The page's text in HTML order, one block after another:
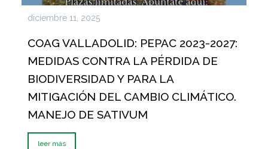
diciembre 11, 2025
COAG VALLADOLID: PEPAC 2023-2027:
MEDIDAS CONTRA LA PÉRDIDA DE
BIODIVERSIDAD Y PARA LA
MITIGACIÓN DEL CAMBIO CLIMÁTICO.
MANEJO DE SATIVUM
leer más